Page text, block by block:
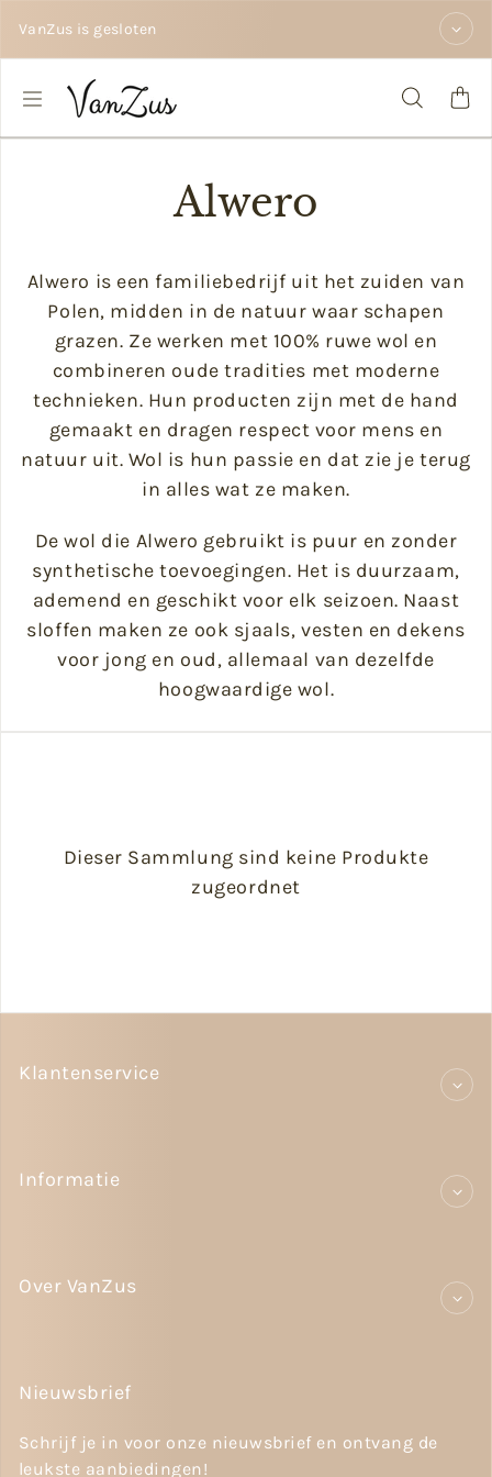
VanZus is gesloten
Alwero
Alwero is een familiebedrijf uit het zuiden van
Polen, midden in de natuur waar schapen
grazen. Ze werken met 100% ruwe wol en
combineren oude tradities met moderne
technieken. Hun producten zijn met de hand
gemaakt en dragen respect voor mens en
natuur uit. Wol is hun passie en dat zie je terug
in alles wat ze maken.
De wol die Alwero gebruikt is puur en zonder
synthetische toevoegingen. Het is duurzaam,
ademend en geschikt voor elk seizoen. Naast
sloffen maken ze ook sjaals, vesten en dekens
voor jong en oud, allemaal van dezelfde
hoogwaardige wol.
Dieser Sammlung sind keine Produkte
zugeordnet
Klantenservice
Informatie
Over VanZus
Nieuwsbrief
Schrijf je in voor onze nieuwsbrief en ontvang de
leukste aanbiedingen!